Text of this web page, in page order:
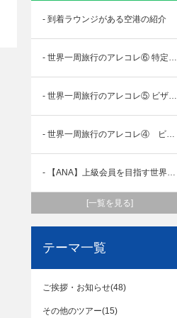
- 到着ラウンジがある空港の紹介
- 世界一周旅行のアレコレ⑥ 特定の国や地域の出入国条件 ～チベット編～
- 世界一周旅行のアレコレ⑤ ビザ（査証）編 ～其の２～
- 世界一周旅行のアレコレ④ ビザ（査証）編 ～其の１～
- 【ANA】上級会員を目指す世界一周旅行 ②プレミアムポイントを計算しよう
[一覧を見る]
テーマ一覧
ご挨拶・お知らせ(48)
その他のツアー(15)